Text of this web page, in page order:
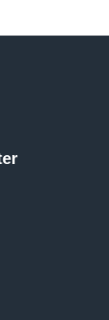
faire à
du temps